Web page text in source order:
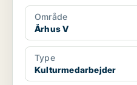
Område
Århus V
Type
Kulturmedarbejder